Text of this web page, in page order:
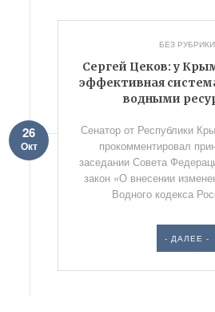
БЕЗ РУБРИКИ
Сергей Цеков: у
эффективная
водными
26
Окт
Сенатор от Республики
прокомментировал
заседании Совета
закон «О внесении
Водного кодекса
- ДАЛЕЕ -